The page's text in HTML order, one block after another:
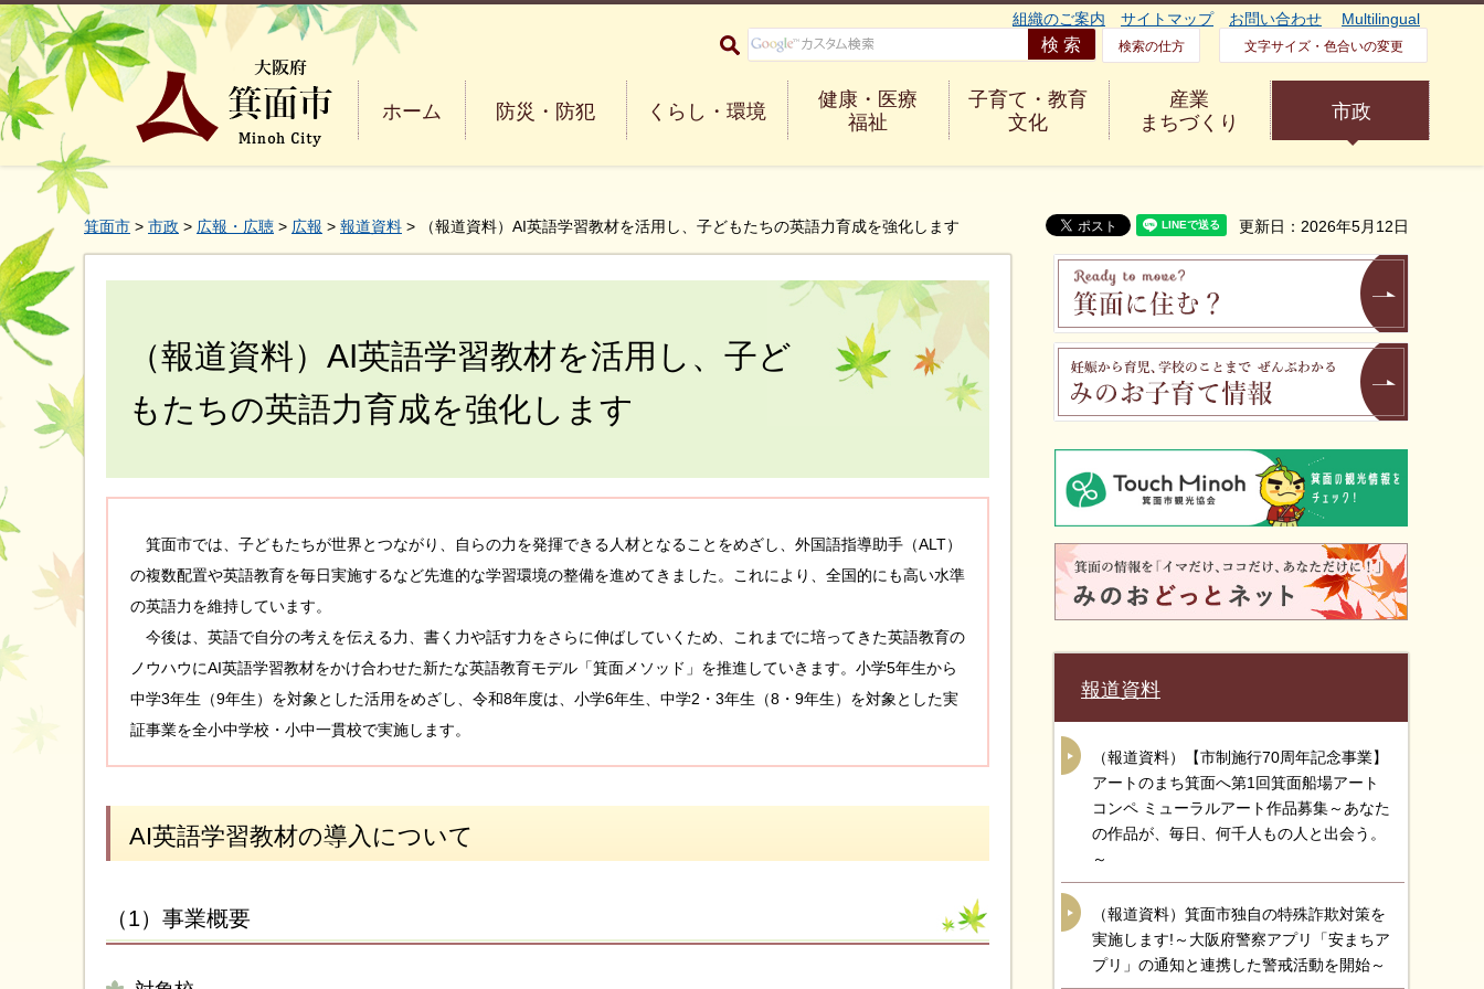
大阪府箕面市 Minoh City
組織のご案内 サイトマップ お問い合わせ Multilingual
検索の仕方 文字サイズ・色合いの変更
ホーム 防災・防犯 くらし・環境
健康・医療
福祉
子育て・教育
文化
産業
まちづくり
市政
箕面市 > 市政 > 広報・広聴 > 広報 > 報道資料 > （報道資料）AI英語学習教材を活用し、子どもたちの英語力育成を強化します 更新日：2026年5月12日
（報道資料）AI英語学習教材を活用し、子ど
もたちの英語力育成を強化します
箕面市では、子どもたちが世界とつながり、自らの力を発揮できる人材となることをめざし、外国語指導助手（ALT）
の複数配置や英語教育を毎日実施するなど先進的な学習環境の整備を進めてきました。これにより、全国的にも高い水準
の英語力を維持しています。
今後は、英語で自分の考えを伝える力、書く力や話す力をさらに伸ばしていくため、これまでに培ってきた英語教育の
ノウハウにAI英語学習教材をかけ合わせた新たな英語教育モデル「箕面メソッド」を推進していきます。小学5年生から
中学3年生（9年生）を対象とした活用をめざし、令和8年度は、小学6年生、中学2・3年生（8・9年生）を対象とした実
証事業を全小中学校・小中一貫校で実施します。
AI英語学習教材の導入について
（1）事業概要
報道資料
（報道資料）【市制施行70周年記念事業】
アートのまち箕面へ第1回箕面船場アート
コンペ ミューラルアート作品募集～あなた
の作品が、毎日、何千人もの人と出会う。
～
（報道資料）箕面市独自の特殊詐欺対策を
実施します!～大阪府警察アプリ「安まちア
プリ」の通知と連携した警戒活動を開始～